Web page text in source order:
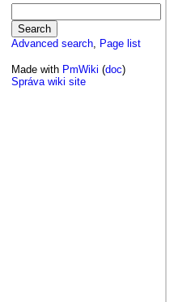
Advanced search, Page list
Made with PmWiki (doc)
Správa wiki site